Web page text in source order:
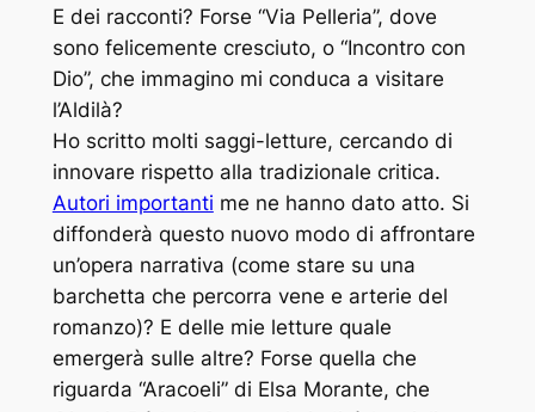
E dei racconti? Forse “Via Pelleria”, dove
sono felicemente cresciuto, o “Incontro con
Dio”, che immagino mi conduca a visitare
l’Aldilà?
Ho scritto molti saggi-letture, cercando di
innovare rispetto alla tradizionale critica.
Autori importanti me ne hanno dato atto. Si
diffonderà questo nuovo modo di affrontare
un’opera narrativa (come stare su una
barchetta che percorra vene e arterie del
romanzo)? E delle mie letture quale
emergerà sulle altre? Forse quella che
riguarda “Aracoeli” di Elsa Morante, che